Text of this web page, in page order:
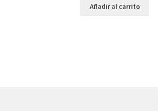
Añadir al carrito